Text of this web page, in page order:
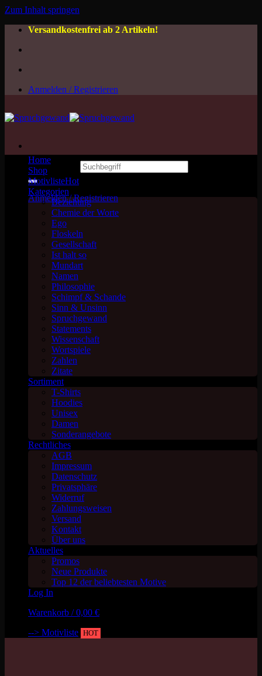
Zum Inhalt springen
Versandkostenfrei ab 2 Artikeln!
Anmelden / Registrieren
Suchen nach:
Anmelden / Registrieren
Home
Shop
Motivliste
Kategorien
Beziehung
Chemie der Worte
Ego
Floskeln
Gesellschaft
Ist halt so
Mundart
Namen
Philosophie
Schimpf & Schande
Sinn & Unsinn
Spruchgewand
Statements
Wissenschaft
Wortspiele
Zahlen
Zitate
Sortiment
T-Shirts
Hoodies
Unisex
Damen
Sonderangebote
Rechtliches
AGB
Impressum
Datenschutz
Privatsphäre
Widerruf
Zahlungsweisen
Versand
Kontakt
Über uns
Aktuelles
Promos
Neue Produkte
Top 12 der beliebtesten Motive
Log In
Warenkorb /0,00 €
--> Motivliste HOT